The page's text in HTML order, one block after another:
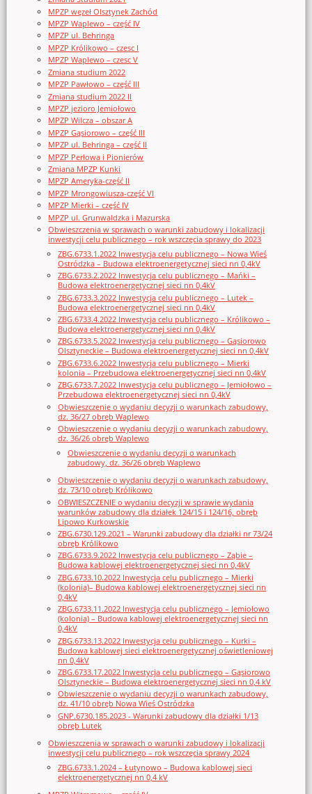
MPZP węzeł Olsztynek Zachód
MPZP Waplewo – część IV
MPZP ul. Behringa
MPZP Królikowo – czesc I
MPZP Waplewo – czesc V
Zmiana studium 2022
MPZP Pawłowo – część III
Zmiana studium 2022 II
MPZP jezioro Jemiołowo
MPZP Wilcza – obszar A
MPZP Gąsiorowo – część III
MPZP ul. Behringa – część II
MPZP Perłowa i Pionierów
Zmiana MPZP Kunki
MPZP Ameryka-część II
MPZP Mrongowiusza-część VI
MPZP Mierki – część IV
MPZP ul. Grunwaldzka i Mazurska
Obwieszczenia w sprawach o warunki zabudowy i lokalizacji
inwestycji celu publicznego – rok wszczęcia sprawy do 2023
ZBG.6733.1.2022 Inwestycja celu publicznego – Nowa Wieś
Ostródzka – Budowa elektroenergetycznej sieci nn 0,4kV
ZBG.6733.2.2022 Inwestycja celu publicznego – Mańki –
Budowa elektroenergetycznej sieci nn 0,4kV
ZBG.6733.3.2022 Inwestycja celu publicznego – Lutek –
Budowa elektroenergetycznej sieci nn 0,4kV
ZBG.6733.4.2022 Inwestycja celu publicznego – Królikowo –
Budowa elektroenergetycznej sieci nn 0,4kV
ZBG.6733.5.2022 Inwestycja celu publicznego – Gąsiorowo
Olsztyneckie – Budowa elektroenergetycznej sieci nn 0,4kV
ZBG.6733.6.2022 Inwestycja celu publicznego – Mierki
kolonia – Przebudowa elektroenergetycznej sieci nn 0,4kV
ZBG.6733.7.2022 Inwestycja celu publicznego – Jemiołowo –
Przebudowa elektroenergetycznej sieci nn 0,4kV
Obwieszczenie o wydaniu decyzji o warunkach zabudowy,
dz. 36/27 obręb Waplewo
Obwieszczenie o wydaniu decyzji o warunkach zabudowy,
dz. 36/26 obręb Waplewo
Obwieszczenie o wydaniu decyzji o warunkach
zabudowy, dz. 36/26 obręb Waplewo
Obwieszczenie o wydaniu decyzji o warunkach zabudowy,
dz. 73/10 obręb Królikowo
OBWIESZCZENIE o wydaniu decyzji w sprawie wydania
warunków zabudowy dla działek 124/15 i 124/16, obręb
Lipowo Kurkowskie
ZBG.6730.129.2021 – Warunki zabudowy dla działki nr 73/24
obręb Królikowo
ZBG.6733.9.2022 Inwestycja celu publicznego – Ząbie –
Budowa kablowej elektroenergetycznej sieci nn 0,4kV
ZBG.6733.10.2022 Inwestycja celu publicznego – Mierki
(kolonia)– Budowa kablowej elektroenergetycznej sieci nn
0,4kV
ZBG.6733.11.2022 Inwestycja celu publicznego – Jemiołowo
(kolonia) – Budowa kablowej elektroenergetycznej sieci nn
0,4kV
ZBG.6733.13.2022 Inwestycja celu publicznego – Kurki –
Budowa kablowej sieci elektroenergetycznej oświetleniowej
nn 0,4kV
ZBG.6733.17.2022 Inwestycja celu publicznego – Gąsiorowo
Olsztyneckie – Budowa elektroenergetycznej sieci nn 0,4 kV
Obwieszczenie o wydaniu decyzji o warunkach zabudowy,
dz. 41/10 obręb Nowa Wieś Ostródzka
GNP.6730.185.2023 - Warunki zabudowy dla działki 1/13
obręb Lutek
Obwieszczenia w sprawach o warunki zabudowy i lokalizacji
inwestycji celu publicznego – rok wszczęcia sprawy 2024
ZBG.6733.1.2024 – Łutynowo – Budowa kablowej sieci
elektroenergetycznej nn 0,4 kV